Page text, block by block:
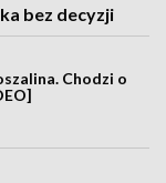
bez decyzji
Chodzi o